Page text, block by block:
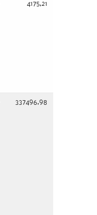
4175,21
337496,98